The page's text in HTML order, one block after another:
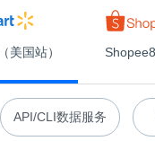
美国站）
API/CLI数据服务